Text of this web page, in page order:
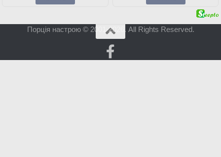
Порція настрою © 2001-2026. All Rights Reserved.